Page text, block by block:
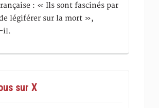
: « Ils sont fascinés par
légiférer sur la mort »,
il.
sur X